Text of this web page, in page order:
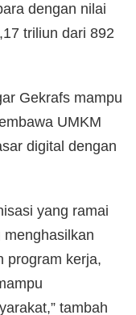
dengan nilai
triliun dari 892
Gekrafs mampu
UMKM
digital dengan
yang ramai
menghasilkan
program kerja,
tambah